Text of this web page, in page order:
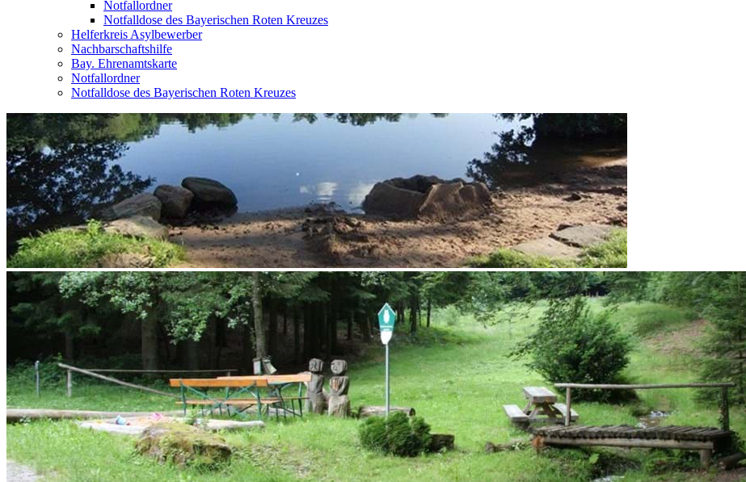
Notfallordner
Notfalldose des Bayerischen Roten Kreuzes
Helferkreis Asylbewerber
Nachbarschaftshilfe
Bay. Ehrenamtskarte
Notfallordner
Notfalldose des Bayerischen Roten Kreuzes